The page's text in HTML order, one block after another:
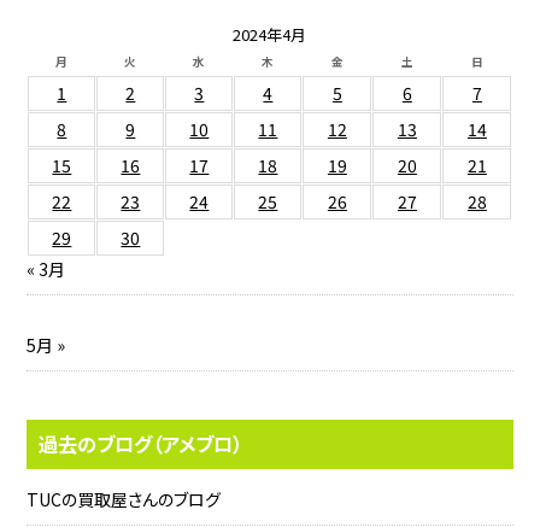
2024年4月
月 火 水 木 金 土 日
1 2 3 4 5 6
7
8
9 10 11 12 13
14
15
16 17 18 19 20
21
22
23 24 25 26 27
28
29
30
« 3月
5月 »
過去のブログ（アメブロ）
TUCの買取屋さんのブログ